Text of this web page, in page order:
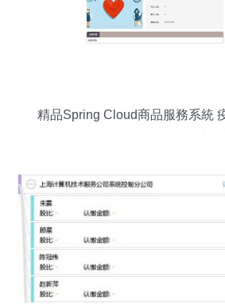
精品Spring Cloud商品服務系統